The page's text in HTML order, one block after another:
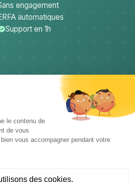
engagement
automatiques
Support en 1h
CerfApp
Confidentialité